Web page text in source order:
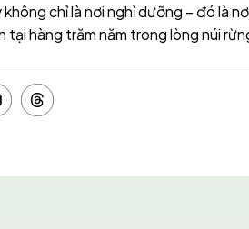
chỉ là nơi nghỉ dưỡng – đó là
tại hàng trăm năm trong lòng núi